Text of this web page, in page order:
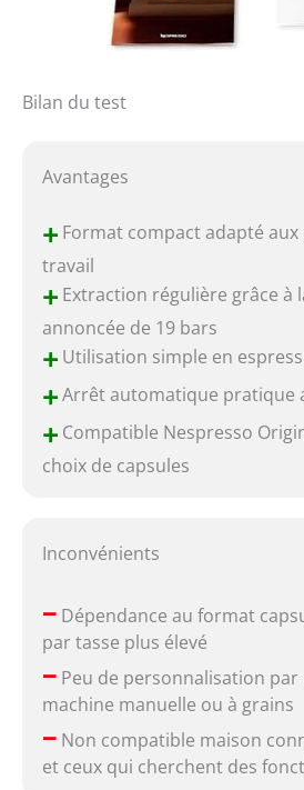
Bilan du test
Avantages
+Format compact adapté aux
travail
+Extraction régulière grâce à
annoncée de 19 bars
+Utilisation simple en
+Arrêt automatique pratique
+Compatible Nespresso
choix de capsules
Inconvénients
–Dépendance au format
par tasse plus élevé
–Peu de personnalisation
machine manuelle ou à grains
–Non compatible maison
et ceux qui cherchent des